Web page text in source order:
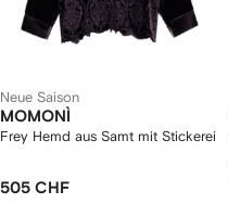
Neue Saison
MOMONÌ
Frey Hemd aus Samt mit Stickerei
505 CHF